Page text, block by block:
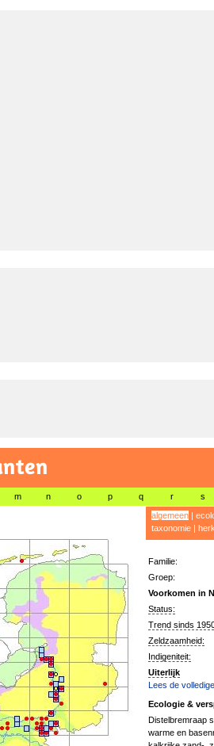
m n o p q r s
algemeen|
taxonomie|
Familie:
Groep:
Voorkomen in
Status:
Trend sinds
Zeldzaamheid:
Indigeniteit:
Uiterlijk
Lees de
Ecologie &
Distelbremraap
warme en